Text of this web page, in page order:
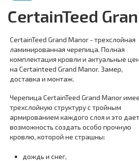
CertainTeed
CertainTeed Grand Manor - трехслойная
ламинированная черепица. Полная
комплектация кровли и актуальные
на Certainteed Grand Manor. Замер,
доставка и монтаж.
Черепица CertainTeed Grand Manor
трехслойную структуру с тройным
армированием каждого слоя и это дает
возможность создать особо прочную
кровлю, которой не страшны:
дождь и снег,